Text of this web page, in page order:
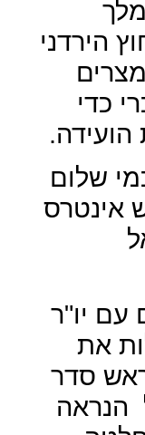
הירדני
כדי
שלום
אינטרס
עם יו"ר
את
סדר
הנראה